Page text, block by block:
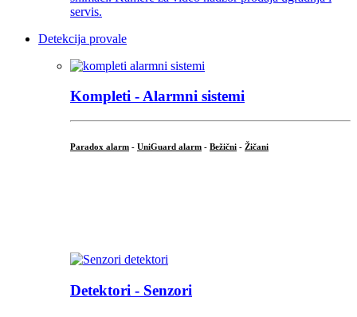
Detekcija provale
Kompleti - Alarmni sistemi
Paradox alarm - UniGuard alarm - Bežični - Žičani
Detektori - Senzori